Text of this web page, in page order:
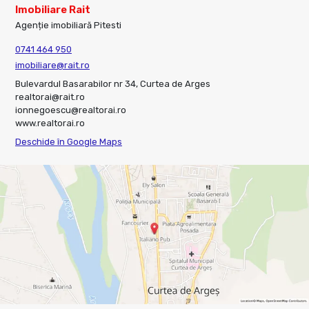
Imobiliare Rait
Agenție imobiliară Pitesti
0741 464 950
imobiliare@rait.ro
Bulevardul Basarabilor nr 34, Curtea de Arges
realtorai@rait.ro
ionnegoescu@realtorai.ro
www.realtorai.ro
Deschide în Google Maps